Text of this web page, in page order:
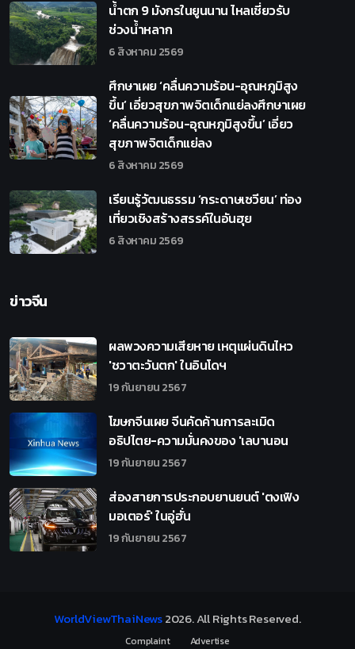
น้ำตก 9 มังกรในยูนนาน ไหลเชี่ยวรับ
ช่วงน้ำหลาก
6 สิงหาคม 2569
ศึกษาเผย ‘คลื่นความร้อน-อุณหภูมิสูง
ขึ้น’ เอี่ยวสุขภาพจิตเด็กแย่ลงศึกษาเผย
‘คลื่นความร้อน-อุณหภูมิสูงขึ้น’ เอี่ยว
สุขภาพจิตเด็กแย่ลง
6 สิงหาคม 2569
เรียนรู้วัฒนธรรม ‘กระดาษเซวียน’ ท่อง
เที่ยวเชิงสร้างสรรค์ในอันฮุย
6 สิงหาคม 2569
ข่าวจีน
ผลพวงความเสียหาย เหตุแผ่นดินไหว
'ชวาตะวันตก' ในอินโดฯ
19 กันยายน 2567
โฆษกจีนเผย จีนคัดค้านการละเมิด
อธิปไตย-ความมั่นคงของ 'เลบานอน
19 กันยายน 2567
ส่องสายการประกอบยานยนต์ 'ตงเฟิง
มอเตอร์' ในอู่ฮั่น
19 กันยายน 2567
WorldViewThaiNews2026. All Rights Reserved.
Complaint Advertise